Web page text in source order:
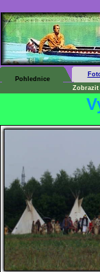
Pohlednice
Zobrazit